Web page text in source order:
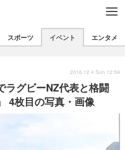
C
E
衣類
バックナンバー
インプレ
国内
スポーツ イベント エンタメ
ラグビーNZ代表と格闘
4枚目の写真・画像
2016.12.4 Sun 12:59